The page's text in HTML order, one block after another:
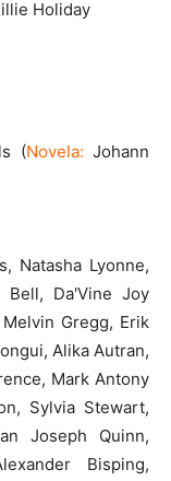
Holiday
(Novela: Johann
Natasha Lyonne,
Bell, Da'Vine Joy
Gregg, Erik
Alika Autran,
Mark Antony
Sylvia Stewart,
Joseph Quinn,
Bisping,